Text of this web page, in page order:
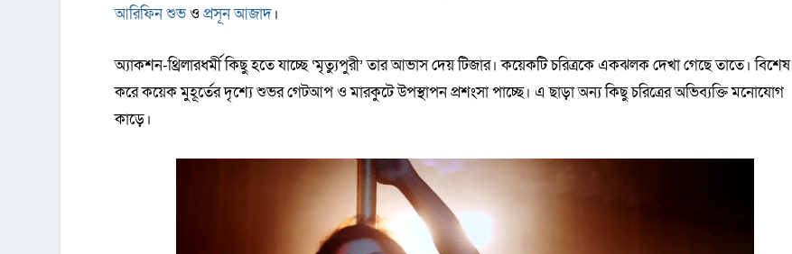
আরিফিন শুভওপ্রসূন আজাদ।
অ্যাকশন-থ্রিলারধর্মী কিছু হতে যাচ্ছে ‘মৃত্যুপুরী’ তার আভাস দেয় টিজার। কয়েকটি চরিত্রকে একঝলক দেখা গেছে তাতে। বিশেষ
করে কয়েক মুহূর্তের দৃশ্যে শুভর গেটআপ ও মারকুটে উপস্থাপন প্রশংসা পাচ্ছে। এ ছাড়া অন্য কিছু চরিত্রের অভিব্যক্তি মনোযোগ
কাড়ে।